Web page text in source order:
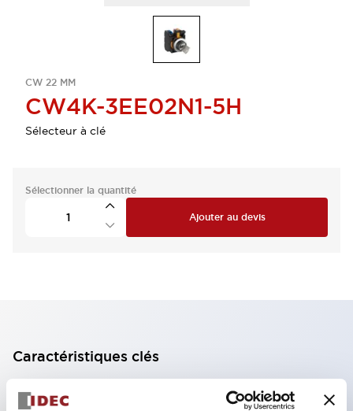
CW 22 MM
CW4K-3EE02N1-5H
Sélecteur à clé
Sélectionner la quantité
Ajouter au devis
Caractéristiques clés
Bloc de contact à 2 étages avec 2 contacts,